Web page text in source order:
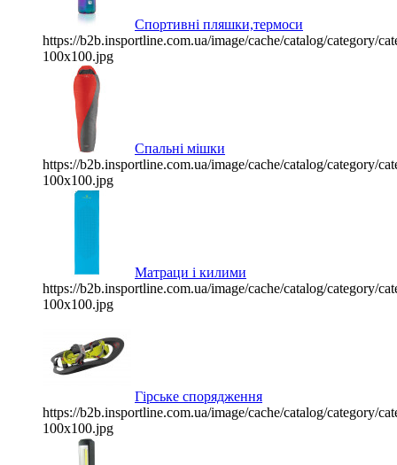
Спортивні пляшки,термоси
https://b2b.insportline.com.ua/image/cache/catalog/category/
100x100.jpg
Спальні мішки
https://b2b.insportline.com.ua/image/cache/catalog/category/
100x100.jpg
Матраци і килими
https://b2b.insportline.com.ua/image/cache/catalog/category/
100x100.jpg
Гірське спорядження
https://b2b.insportline.com.ua/image/cache/catalog/category/
100x100.jpg